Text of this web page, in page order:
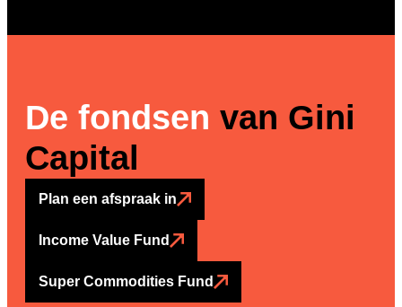
De fondsen van Gini
Capital
Plan een afspraak in
Income Value Fund
Super Commodities Fund